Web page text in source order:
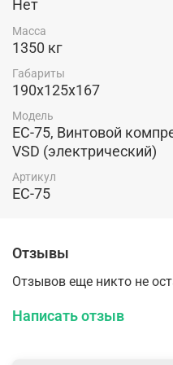
Нет
Масса
1350 кг
Габариты
190х125х167
Модель
EC-75, Винтовой
VSD (электрический)
Артикул
EC-75
Отзывы
Отзывов еще никто не
Написать отзыв